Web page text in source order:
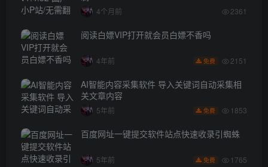
4个月前 2361
阅读白嫖VIP打开就会员白嫖不香吗
4年前 免费 2151
AI智能内容采集软件 导入关键词自动采集相
关文章内容
5年前 免费 1853
百度网址一键提交软件站点快速收录引蜘蛛
5年前 免费 1765